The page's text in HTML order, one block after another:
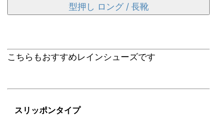
型押し ロング / 長靴
こちらもおすすめレインシューズです
スリッポンタイプ